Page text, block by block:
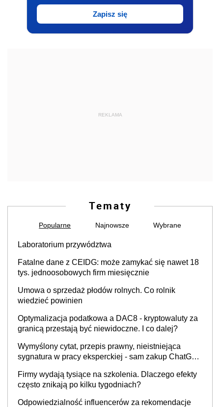
Zapisz się
REKLAMA
Tematy
Popularne Najnowsze Wybrane
Laboratorium przywództwa
Fatalne dane z CEIDG: może zamykać się nawet 18
tys. jednoosobowych firm miesięcznie
Umowa o sprzedaż płodów rolnych. Co rolnik
wiedzieć powinien
Optymalizacja podatkowa a DAC8 - kryptowaluty za
granicą przestają być niewidoczne. I co dalej?
Wymyślony cytat, przepis prawny, nieistniejąca
sygnatura w pracy eksperckiej - sam zakup ChatGPT
Firmy wydają tysiące na szkolenia. Dlaczego efekty
często znikają po kilku tygodniach?
Odpowiedzialność influencerów za rekomendacje